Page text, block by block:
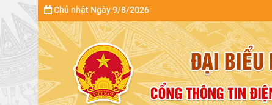
Chủ nhật Ngày 9/8/2026